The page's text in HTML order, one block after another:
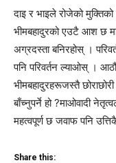
दाइ र भाइले रोजेको मुक्तिको
भीमबहादुरको एउटै आश छ
अग्रदस्ता बनिरहोस् ।
पनि परिवर्तन ल्याओस् ।
भीमबहादुरहरूजस्तै
बाँच्नुपर्ने हो ?माओवादी
महत्वपूर्ण छ जवाफ पनि
Share this: